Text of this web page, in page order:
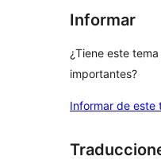
Informar
¿Tiene este
importantes?
Informar de este